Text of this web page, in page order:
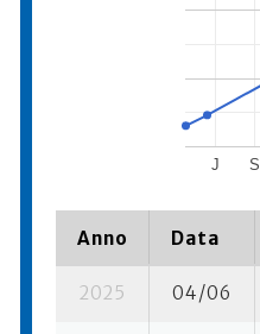
J S
Anno Data
2025 04/06